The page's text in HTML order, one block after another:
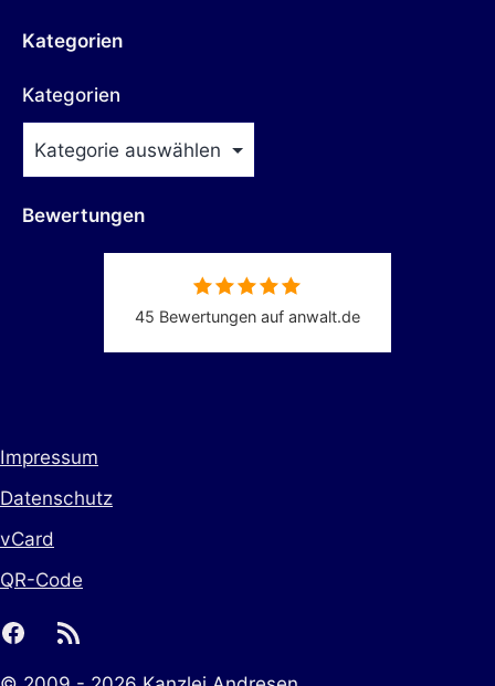
Kategorien
Kategorien
Bewertungen
45 Bewertungen auf anwalt.de
Impressum
Datenschutz
vCard
QR-Code
facebook